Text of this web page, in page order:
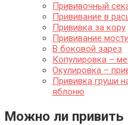
Прививочный
Прививание в
Прививка за кору
Прививание
В боковой зарез
Копулировка –
Окулировка –
Прививка груши
яблоню
Можно ли привить